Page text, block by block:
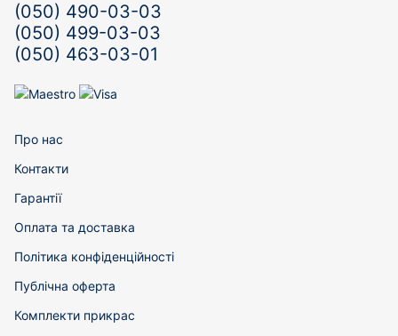
(050) 490-03-03
(050) 499-03-03
(050) 463-03-01
Про нас
Контакти
Гарантії
Оплата та доставка
Політика конфіденційності
Публічна оферта
Комплекти прикрас